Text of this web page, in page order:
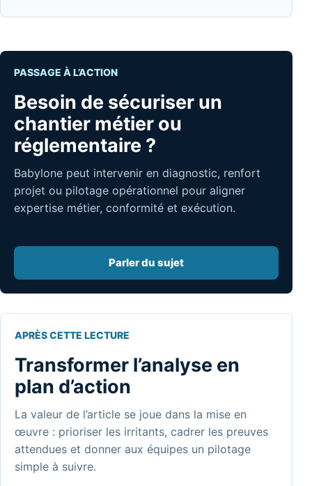
PASSAGE À L’ACTION
Besoin de sécuriser un
chantier métier ou
réglementaire ?
Babylone peut intervenir en diagnostic, renfort
projet ou pilotage opérationnel pour aligner
expertise métier, conformité et exécution.
Parler du sujet
APRÈS CETTE LECTURE
Transformer l’analyse en
plan d’action
La valeur de l’article se joue dans la mise en
œuvre : prioriser les irritants, cadrer les preuves
attendues et donner aux équipes un pilotage
simple à suivre.